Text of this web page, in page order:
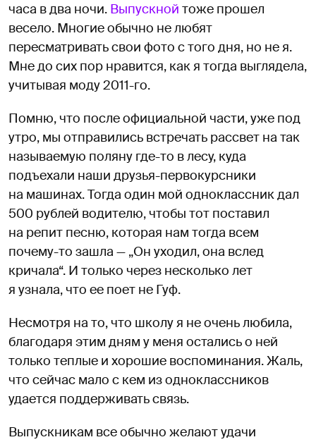
часа в два ночи. Выпускной тоже прошел
весело. Многие обычно не любят
пересматривать свои фото с того дня, но не я.
Мне до сих пор нравится, как я тогда выглядела,
учитывая моду 2011-го.
Помню, что после официальной части, уже под
утро, мы отправились встречать рассвет на так
называемую поляну где-то в лесу, куда
подъехали наши друзья-первокурсники
на машинах. Тогда один мой одноклассник дал
500 рублей водителю, чтобы тот поставил
на репит песню, которая нам тогда всем
почему-то зашла — „Он уходил, она вслед
кричала“. И только через несколько лет
я узнала, что ее поет не Гуф.
Несмотря на то, что школу я не очень любила,
благодаря этим дням у меня остались о ней
только теплые и хорошие воспоминания. Жаль,
что сейчас мало с кем из одноклассников
удается поддерживать связь.
Выпускникам все обычно желают удачи